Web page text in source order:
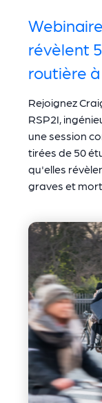
révèlent
routière
Rejoignez
RSP2I,
une session
tirées de 50
qu'elles
graves et